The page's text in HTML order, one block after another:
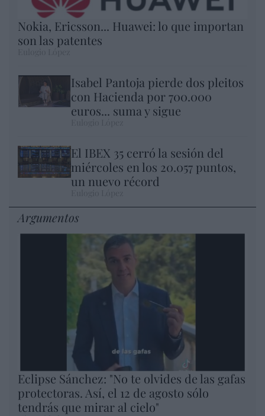
Nokia, Ericsson... Huawei: lo que importan
son las patentes
Isabel Pantoja pierde dos pleitos
con Hacienda por 700.000
euros... suma y sigue
El IBEX 35 cerró la sesión del
miércoles en los 20.057 puntos,
un nuevo récord
Argumentos
Eclipse Sánchez: "No te olvides de las gafas
protectoras. Así, el 12 de agosto sólo
tendrás que mirar al cielo"